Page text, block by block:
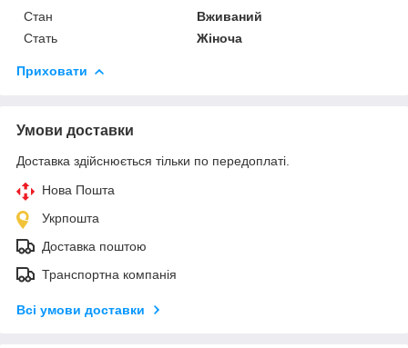
Стан
Вживаний
Стать
Жіноча
Приховати
Умови доставки
Доставка здійснюється тільки по передоплаті.
Нова Пошта
Укрпошта
Доставка поштою
Транспортна компанія
Всі умови доставки